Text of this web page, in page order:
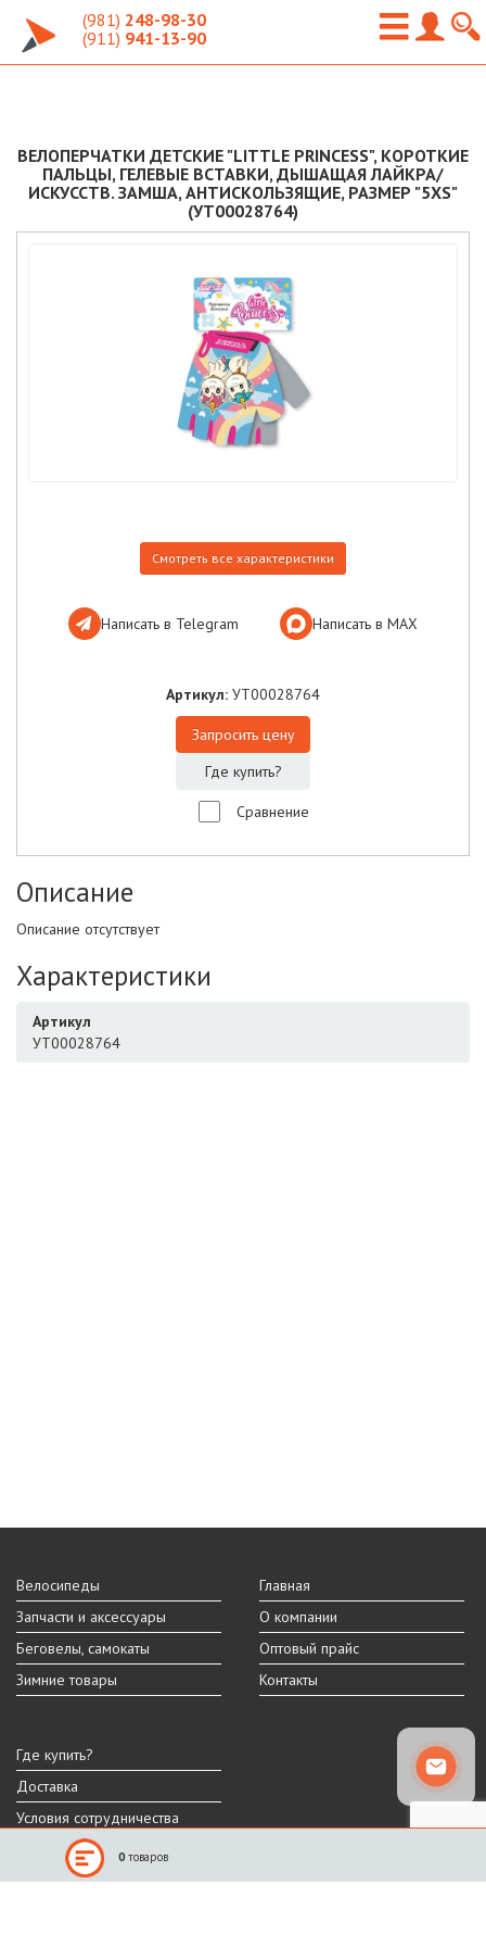
(981) 248-98-30
(911) 941-13-90
ВЕЛОПЕРЧАТКИ ДЕТСКИЕ "LITTLE PRINCESS", КОРОТКИЕ
ПАЛЬЦЫ, ГЕЛЕВЫЕ ВСТАВКИ, ДЫШАЩАЯ ЛАЙКРА/
ИСКУССТВ. ЗАМША, АНТИСКОЛЬЗЯЩИЕ, РАЗМЕР "5XS"
(УТ00028764)
Смотреть все характеристики
Написать в Telegram Написать в МАХ
Артикул: УТ00028764
Запросить цену
Где купить?
Сравнение
Описание
Описание отсутствует
Характеристики
Артикул
УТ00028764
Велосипеды
Запчасти и аксессуары
Беговелы, самокаты
Зимние товары
Главная
О компании
Оптовый прайс
Контакты
Где купить?
Доставка
Условия сотрудничества
Реальный внешний вид и технические характеристики товара могут
0 товаров